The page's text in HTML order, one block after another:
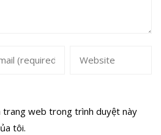
trang web trong trình duyệt này
tôi.